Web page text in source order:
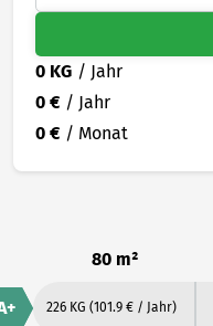
0 KG / Jahr
0 € / Jahr
0 € / Monat
80 m²
226 KG (101.9 € / Jahr)